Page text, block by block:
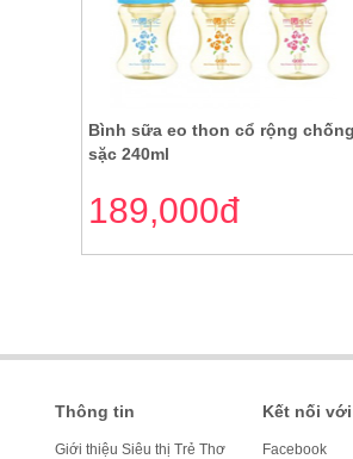
Bình sữa eo thon cổ rộng
sặc 240ml
189,000đ
Thông tin
Giới thiệu Siêu thị Trẻ Thơ
Kết nối
Facebook